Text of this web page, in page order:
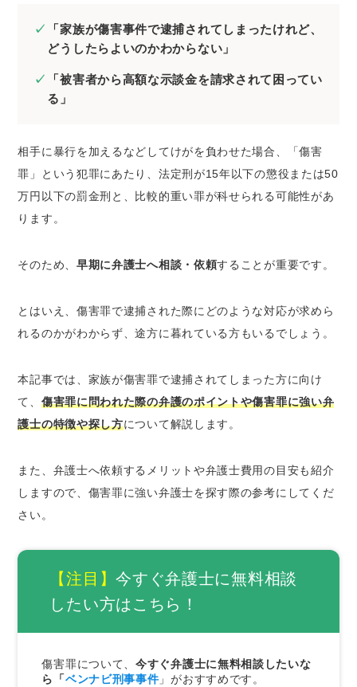
資金調達傷害罪に関する法律とは
傷害罪の刑罰
傷害罪で起こり得ること
罪を認める場合
罪を認めない場合
傷害罪に強い弁護士に依頼するメリット
示談交渉をしてくれる
早期釈放を目指せる
傷害事件の経験が豊富であるか
スピーディに動いてくれるか
さい
「家族が傷害事件で逮捕されてしまったけれど、
どうしたらよいのかわからない」
「被害者から高額な示談金を請求されて困ってい
る」
相手に暴行を加えるなどしてけがを負わせた場合、「傷害
罪」という犯罪にあたり、法定刑が15年以下の懲役または50
万円以下の罰金刑と、比較的重い罪が科せられる可能性があ
ります。
そのため、 早期に弁護士へ相談・依頼することが重要です。
とはいえ、傷害罪で逮捕された際にどのような対応が求めら
れるのかがわからず、途方に暮れている方もいるでしょう。
本記事では、家族が傷害罪で逮捕されてしまった方に向け
て、 傷害罪に問われた際の弁護のポイントや傷害罪に強い弁
護士の特徴や探し方について解説します。
また、弁護士へ依頼するメリットや弁護士費用の目安も紹介
しますので、傷害罪に強い弁護士を探す際の参考にしてくだ
さい。
【注目】今すぐ弁護士に無料相談
したい方はこちら！
傷害罪について、今すぐ弁護士に無料相談したいな
ら「ベンナビ刑事事件 」がおすすめです。